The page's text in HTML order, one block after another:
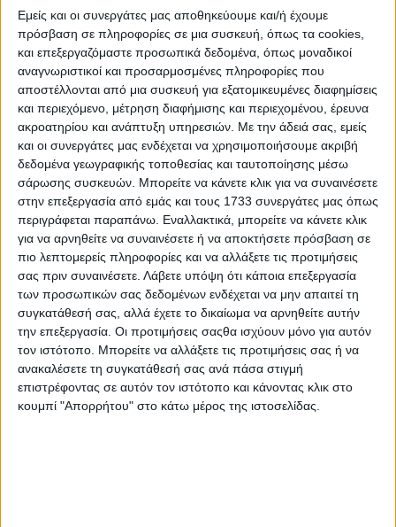
Εμείς και οι συνεργάτες μας αποθηκεύουμε και/ή έχουμε
πρόσβαση σε πληροφορίες σε μια συσκευή, όπως τα cookies,
και επεξεργαζόμαστε προσωπικά δεδομένα, όπως μοναδικοί
αναγνωριστικοί και προσαρμοσμένες πληροφορίες που
αποστέλλονται από μια συσκευή για εξατομικευμένες διαφημίσεις
και περιεχόμενο, μέτρηση διαφήμισης και περιεχομένου, έρευνα
ακροατηρίου και ανάπτυξη υπηρεσιών. Με την άδειά σας, εμείς
και οι συνεργάτες μας ενδέχεται να χρησιμοποιήσουμε ακριβή
δεδομένα γεωγραφικής τοποθεσίας και ταυτοποίησης μέσω
σάρωσης συσκευών. Μπορείτε να κάνετε κλικ για να συναινέσετε
στην επεξεργασία από εμάς και τους 1733 συνεργάτες μας όπως
περιγράφεται παραπάνω. Εναλλακτικά, μπορείτε να κάνετε κλικ
για να αρνηθείτε να συναινέσετε ή να αποκτήσετε πρόσβαση σε
πιο λεπτομερείς πληροφορίες και να αλλάξετε τις προτιμήσεις
σας πριν συναινέσετε. Λάβετε υπόψη ότι κάποια επεξεργασία
των προσωπικών σας δεδομένων ενδέχεται να μην απαιτεί τη
συγκατάθεσή σας, αλλά έχετε το δικαίωμα να αρνηθείτε αυτήν
την επεξεργασία. Οι προτιμήσεις σαςθα ισχύουν μόνο για αυτόν
τον ιστότοπο. Μπορείτε να αλλάξετε τις προτιμήσεις σας ή να
ανακαλέσετε τη συγκατάθεσή σας ανά πάσα στιγμή
επιστρέφοντας σε αυτόν τον ιστότοπο και κάνοντας κλικ στο
κουμπί "Απορρήτου" στο κάτω μέρος της ιστοσελίδας.
Η εκδήλωση τελεί υπό την αιγίδα του Υπουργείου
Αγροτικής Ανάπτυξης & Τροφίμων, με την υποστήριξη
κορυφαίων φορέων του κλάδου, όπως η Εθνική
Διεπαγγελματική Οργάνωση Ελαιολάδου (ΕΔΟΕ) και η
Επιστημονική Λέσχη Φίλων Ελαιολάδου και Ελιάς –
Κατά τη διάρκεια της ημερίδας, οι συμμετέχοντες θα
ενημερωθούν αναλυτικά για:
τις επικείμενες αλλαγές στη διαδικασία ψηφιακής
διακίνησης των ελαιολάδων,
την προσαρμογή στις απαιτήσεις φορολογικής
ιχνηλασιμότητας των διακινήσεων, και
την ενίσχυση των ελέγχων και τη θέσπιση
αυστηρότερων ορίων σε επιμολυντές ορυκτελαίων, που
ενδέχεται να ανιχνεύονται σε ελαιόλαδα και
πυρηνέλαια.